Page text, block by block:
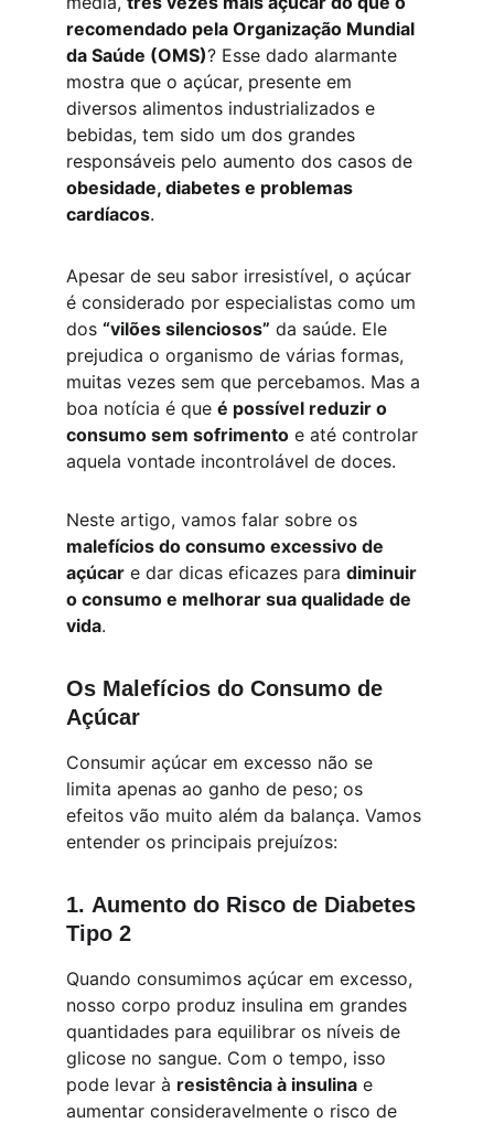
recomendado pela Organização Mundial
da Saúde (OMS)? Esse dado alarmante
mostra que o açúcar, presente em
diversos alimentos industrializados e
bebidas, tem sido um dos grandes
responsáveis pelo aumento dos casos de
obesidade, diabetes e problemas
cardíacos.
Apesar de seu sabor irresistível, o açúcar
é considerado por especialistas como um
dos “vilões silenciosos” da saúde. Ele
prejudica o organismo de várias formas,
muitas vezes sem que percebamos. Mas a
boa notícia é que é possível reduzir o
consumo sem sofrimento e até controlar
aquela vontade incontrolável de doces.
Neste artigo, vamos falar sobre os
malefícios do consumo excessivo de
açúcar e dar dicas eficazes para diminuir
o consumo e melhorar sua qualidade de
vida.
Os Malefícios do Consumo de
Açúcar
Consumir açúcar em excesso não se
limita apenas ao ganho de peso; os
efeitos vão muito além da balança. Vamos
entender os principais prejuízos:
1. Aumento do Risco de Diabetes
Tipo 2
Quando consumimos açúcar em excesso,
nosso corpo produz insulina em grandes
quantidades para equilibrar os níveis de
glicose no sangue. Com o tempo, isso
pode levar à resistência à insulina e
aumentar consideravelmente o risco de